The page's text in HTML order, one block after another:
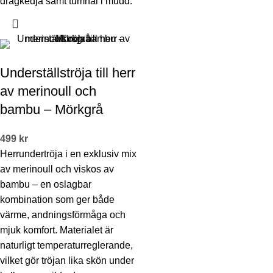
Underställströja till herr
av merinoull och
bambu – Mörkgrå
499 kr
Herrundertröja i en exklusiv mix
av merinoull och viskos av
bambu – en oslagbar
kombination som ger både
värme, andningsförmåga och
mjuk komfort. Materialet är
naturligt temperaturreglerande,
vilket gör tröjan lika skön under